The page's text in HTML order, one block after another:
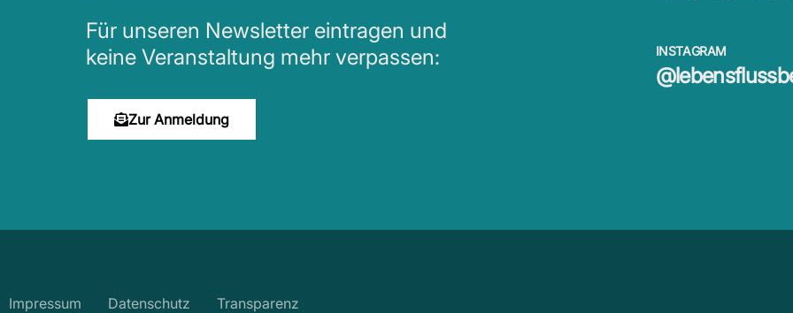
Für unseren Newsletter eintragen und
keine Veranstaltung mehr verpassen:
Zur Anmeldung
INSTAGRAM
Impressum Datenschutz Transparenz